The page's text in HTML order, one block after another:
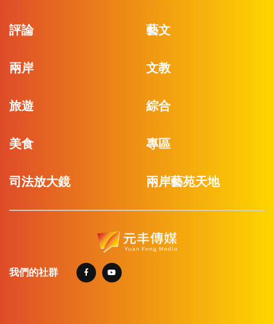
評論 藝文
兩岸 文教
旅遊 綜合
美食 專區
司法放大鏡 兩岸藝苑天地
我們的社群